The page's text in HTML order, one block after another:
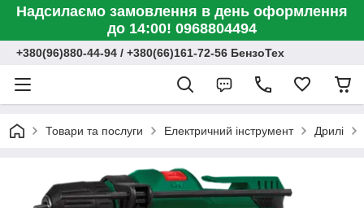
Надсилаємо замовлення в день оформлення
до 14:00! 0968804494
+380(96)880-44-94 / +380(66)161-72-56 БензоТех
Товари та послуги Електричний інструмент Дрилі